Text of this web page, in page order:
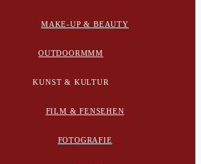
MAKE-UP & BEAUTY
OUTDOORMMM
KUNST & KULTUR
FILM & FENSEHEN
FOTOGRAFIE